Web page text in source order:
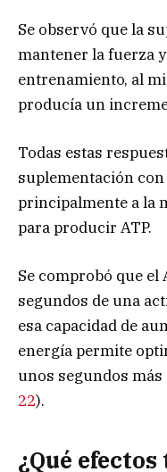
Se observó que la
mantener la fuerza
entrenamiento, al
producía un
Todas estas
suplementación
principalmente a la
para producir ATP.
Se comprobó que el
segundos de una
esa capacidad de
energía permite
unos segundos
22).
¿Qué